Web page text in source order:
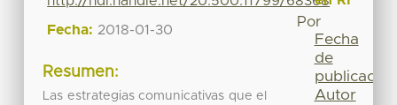
Fecha: 2018-01-30
Resumen:
Las estrategias comunicativas que el
Por
Fecha
de
publicación
Autor